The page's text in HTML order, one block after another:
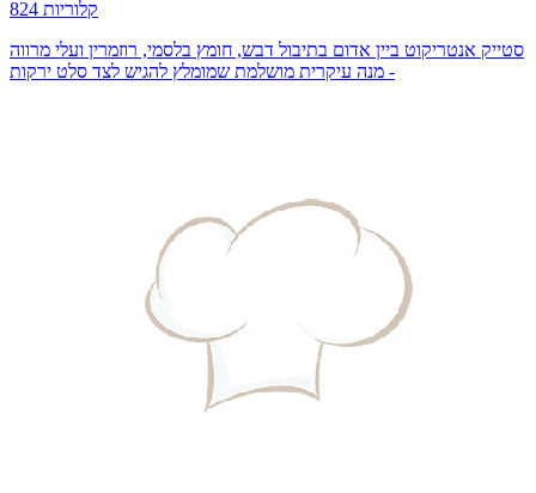
824 קלוריות
סטייק אנטריקוט ביין אדום בתיבול דבש, חומץ בלסמי, רוזמרין ועלי מרווה
- מנה עיקרית מושלמת שמומלץ להגיש לצד סלט ירקות